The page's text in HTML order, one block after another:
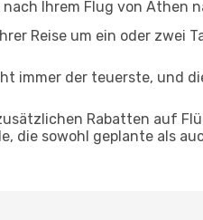
Ihrem Flug von Athen
Reise um ein oder zwei
immer der teuerste, und
Rabatten auf
die sowohl geplante als